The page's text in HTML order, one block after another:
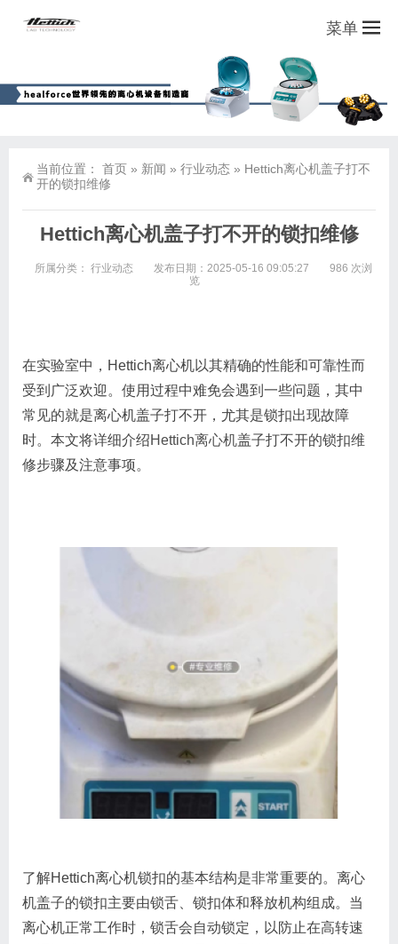
菜单
当前位置： 首页 » 新闻 » 行业动态 » Hettich离心机盖子打不
开的锁扣维修
Hettich离心机盖子打不开的锁扣维修
所属分类： 行业动态 发布日期：2025-05-16 09:05:27
986 次浏
览
在实验室中，Hettich离心机以其精确的性能和可靠性而
受到广泛欢迎。使用过程中难免会遇到一些问题，其中
常见的就是离心机盖子打不开，尤其是锁扣出现故障
时。本文将详细介绍Hettich离心机盖子打不开的锁扣维
修步骤及注意事项。
了解Hettich离心机锁扣的基本结构是非常重要的。离心
机盖子的锁扣主要由锁舌、锁扣体和释放机构组成。当
离心机正常工作时，锁舌会自动锁定，以防止在高转速